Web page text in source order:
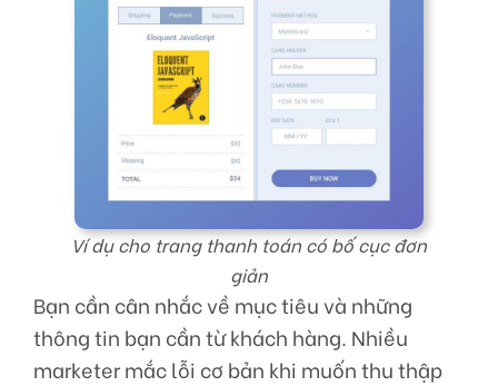
Ví dụ cho trang thanh toán có bố cục đơn
giản
Bạn cần cân nhắc về mục tiêu và những
thông tin bạn cần từ khách hàng. Nhiều
marketer mắc lỗi cơ bản khi muốn thu thập